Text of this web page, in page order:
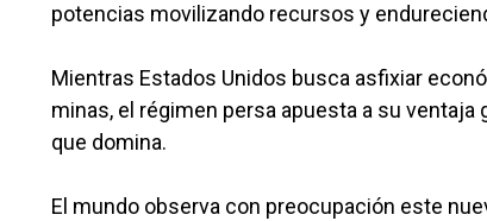
potencias movilizando recursos y
Mientras Estados Unidos busca asfixiar
minas, el régimen persa apuesta a su
que domina.
El mundo observa con preocupación este